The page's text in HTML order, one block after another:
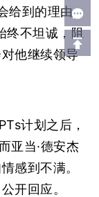
给到的理由
终不坦诚，阻
他继续领导
计划之后，
亚当·德安杰
感到不满。
开回应。